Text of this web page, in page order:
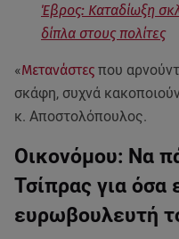
Έβρος: Καταδίωξη
δίπλα στους πολίτες
«Μετανάστες που
σκάφη, συχνά
κ. Αποστολόπουλος.
Οικονόμου: Να
Τσίπρας για
ευρωβουλευτή